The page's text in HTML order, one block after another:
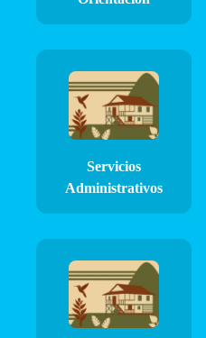
Servicios
Administrativos